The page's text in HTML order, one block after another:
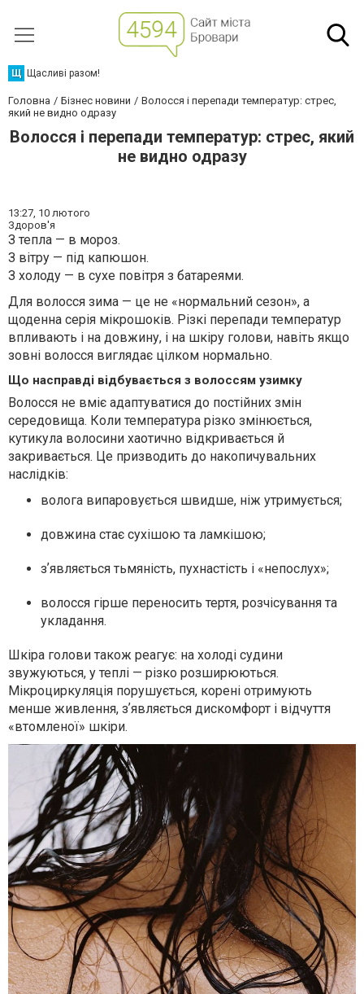
Щ Щасливі разом!
Головна Бізнес новини
Волосся і перепади температур: стрес,
який не видно одразу
Волосся і перепади температур: стрес, який
не видно одразу
13:27, 10 лютого
Здоров'я
З тепла — в мороз.
З вітру — під капюшон.
З холоду — в сухе повітря з батареями.
Для волосся зима — це не «нормальний сезон», а
щоденна серія мікрошоків. Різкі перепади температур
впливають і на довжину, і на шкіру голови, навіть якщо
зовні волосся виглядає цілком нормально.
Що насправді відбувається з волоссям узимку
Волосся не вміє адаптуватися до постійних змін
середовища. Коли температура різко змінюється,
кутикула волосини хаотично відкривається й
закривається. Це призводить до накопичувальних
наслідків:
волога випаровується швидше, ніж утримується;
довжина стає сухішою та ламкішою;
зʼявляється тьмяність, пухнастість і «непослух»;
волосся гірше переносить тертя, розчісування та
укладання.
Шкіра голови також реагує: на холоді судини
звужуються, у теплі — різко розширюються.
Мікроциркуляція порушується, корені отримують
менше живлення, зʼявляється дискомфорт і відчуття
«втомленої» шкіри.